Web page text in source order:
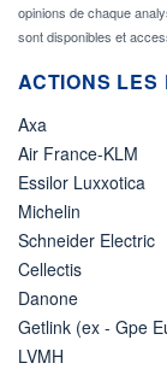
opinions de chaque
sont disponibles et
ACTIONS LES
Axa
Air France-KLM
Essilor Luxxotica
Michelin
Schneider Electric
Cellectis
Danone
Getlink (ex - Gpe
LVMH